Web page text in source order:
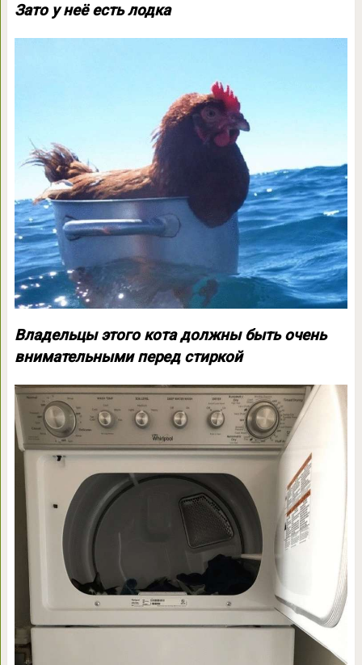
Зато у неё есть лодка
Владельцы этого кота должны быть очень
внимательными перед стиркой